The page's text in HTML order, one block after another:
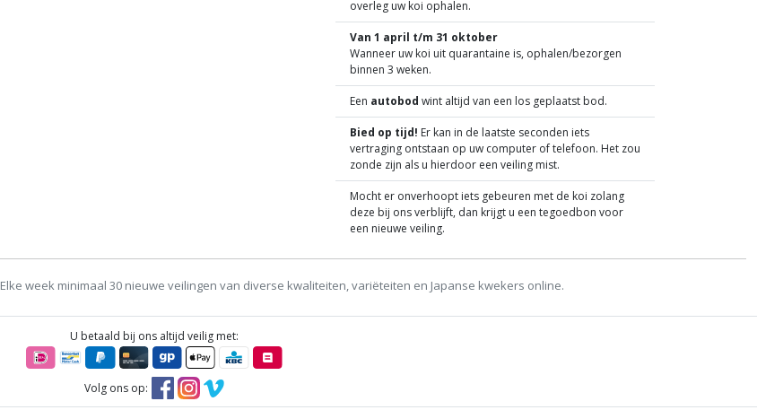
overleg uw koi ophalen.
Van 1 april t/m 31 oktober
Wanneer uw koi uit quarantaine is, ophalen/bezorgen
binnen 3 weken.
Een autobod wint altijd van een los geplaatst bod.
Bied op tijd! Er kan in de laatste seconden iets
vertraging ontstaan op uw computer of telefoon. Het zou
zonde zijn als u hierdoor een veiling mist.
Mocht er onverhoopt iets gebeuren met de koi zolang
deze bij ons verblijft, dan krijgt u een tegoedbon voor
een nieuwe veiling.
Elke week minimaal 30 nieuwe veilingen van diverse kwaliteiten, variëteiten en Japanse kwekers online.
U betaald bij ons altijd veilig met:
Volg ons op: